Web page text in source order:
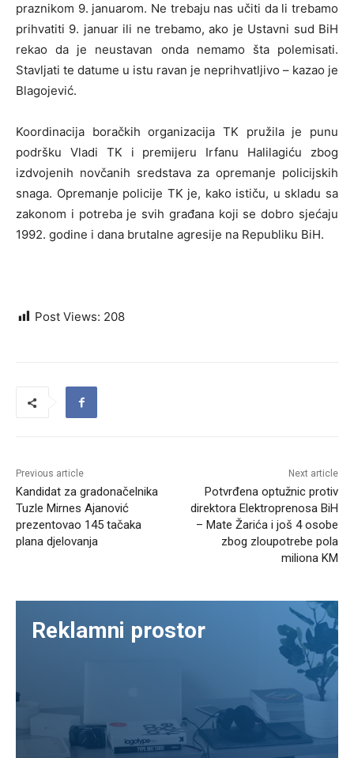
praznikom 9. januarom. Ne trebaju nas učiti da li trebamo
prihvatiti 9. januar ili ne trebamo, ako je Ustavni sud BiH
rekao da je neustavan onda nemamo šta polemisati.
Stavljati te datume u istu ravan je neprihvatljivo – kazao je
Blagojević.
Koordinacija boračkih organizacija TK pružila je punu
podršku Vladi TK i premijeru Irfanu Halilagiću zbog
izdvojenih novčanih sredstava za opremanje policijskih
snaga. Opremanje policije TK je, kako ističu, u skladu sa
zakonom i potreba je svih građana koji se dobro sjećaju
1992. godine i dana brutalne agresije na Republiku BiH.
Post Views: 208
Previous article
Kandidat za gradonačelnika
Tuzle Mirnes Ajanović
prezentovao 145 tačaka
plana djelovanja
Next article
Potvrđena optužnic protiv
direktora Elektroprenosa BiH
– Mate Žarića i još 4 osobe
zbog zloupotrebe pola
miliona KM
Reklamni prostor